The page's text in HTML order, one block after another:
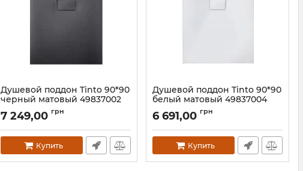
Душевой поддон Tinto 90*90
черный матовый 49837002
ASIGNATURA
Артикул:49837002
7 249,00 грн
Купить
Душевой поддон Tinto 90*90
белый матовый 49837004
ASIGNATURA
Артикул:49837004
6 691,00 грн
Купить